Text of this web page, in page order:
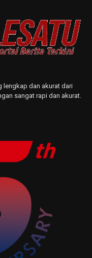
lengkap dan akurat dari
sangat rapi dan akurat.